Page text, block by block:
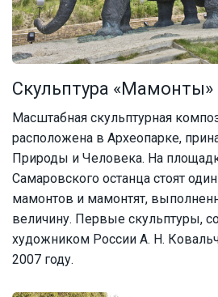
Скульптура «Мамонты»
Масштабная скульптурная
расположена в Археопарке,
Природы и Человека. На
Самаровского останца стоят
мамонтов и мамонтят,
величину. Первые скульптуры,
художником России А. Н.
2007 году.